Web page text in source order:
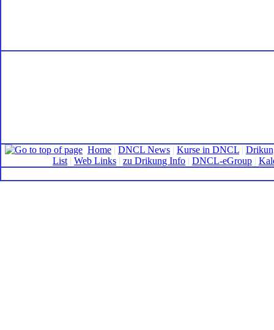
Home | DNCL News | Kurse in DNCL |
List | Web Links | zu Drikung Info | DNCL-eGroup |